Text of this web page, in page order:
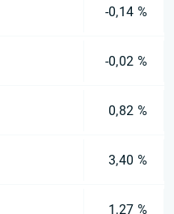
-0,14 %
-0,02 %
0,82 %
3,40 %
1,27 %